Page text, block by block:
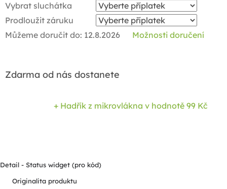
Vybrat sluchátka
Prodloužit záruku
Můžeme doručit do: 12.8.2026 Možnosti doručení
Zdarma od nás dostanete
+ Hadřík z mikrovlákna v hodnotě 99 Kč
Detail - Status widget (pro kód)
Originalita produktu